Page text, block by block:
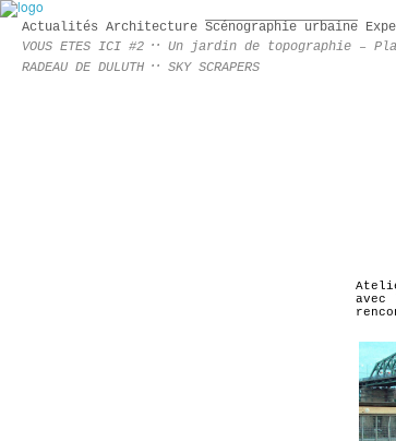
Actualités Architecture Scénographie urbaine
VOUS ETES ICI #2
Un jardin de topographie –
RADEAU DE DULUTH
SKY SCRAPERS